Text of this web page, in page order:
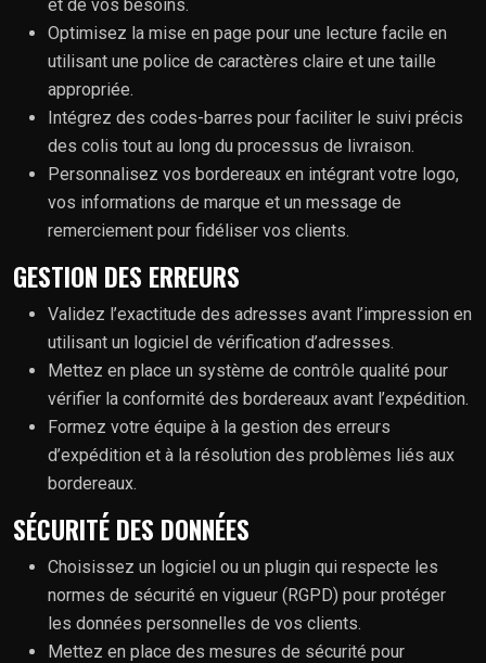
et de vos besoins.
Optimisez la mise en page pour une lecture facile en
utilisant une police de caractères claire et une taille
appropriée.
Intégrez des codes-barres pour faciliter le suivi précis
des colis tout au long du processus de livraison.
Personnalisez vos bordereaux en intégrant votre logo,
vos informations de marque et un message de
remerciement pour fidéliser vos clients.
GESTION DES ERREURS
Validez l’exactitude des adresses avant l’impression en
utilisant un logiciel de vérification d’adresses.
Mettez en place un système de contrôle qualité pour
vérifier la conformité des bordereaux avant l’expédition.
Formez votre équipe à la gestion des erreurs
d’expédition et à la résolution des problèmes liés aux
bordereaux.
SÉCURITÉ DES DONNÉES
Choisissez un logiciel ou un plugin qui respecte les
normes de sécurité en vigueur (RGPD) pour protéger
les données personnelles de vos clients.
Mettez en place des mesures de sécurité pour